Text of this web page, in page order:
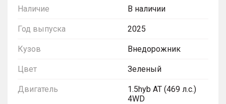
Наличие В наличии
Год выпуска 2025
Кузов Внедорожник
Цвет Зеленый
Двигатель
1.5hyb AT (469 л.с.)
4WD